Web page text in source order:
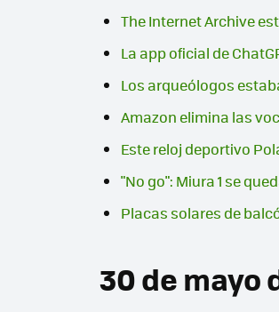
The Internet Archive
La app oficial de
Los arqueólogos
Amazon elimina las
Este reloj deportivo
"No go": Miura 1 se
Placas solares de
30 de mayo